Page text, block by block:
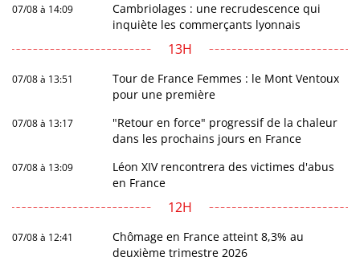
07/08 à 14:09
Cambriolages : une recrudescence qui
inquiète les commerçants lyonnais
13H
07/08 à 13:51
Tour de France Femmes : le Mont Ventoux
pour une première
07/08 à 13:17
"Retour en force" progressif de la chaleur
dans les prochains jours en France
07/08 à 13:09
Léon XIV rencontrera des victimes d'abus
en France
12H
07/08 à 12:41
Chômage en France atteint 8,3% au
deuxième trimestre 2026